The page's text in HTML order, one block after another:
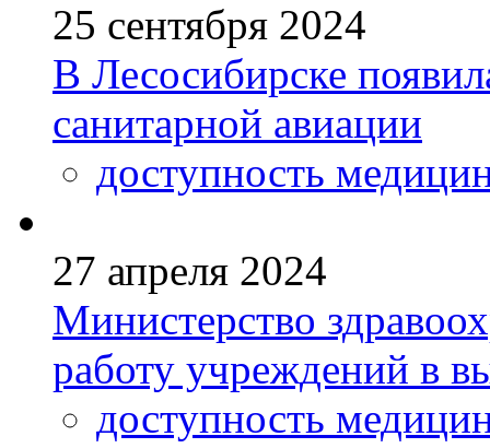
25 сентября 2024
В Лесосибирске
санитарной авиации
доступность
27 апреля 2024
Министерство
работу учреждений в
доступность